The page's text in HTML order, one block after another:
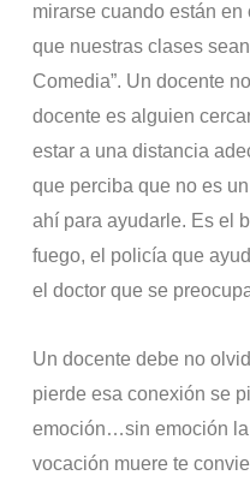
mirarse cuando están
que nuestras clases
Comedia”. Un docente
docente es alguien
estar a una distancia
que perciba que no es
ahí para ayudarle. Es el
fuego, el policía que
el doctor que se
Un docente debe no
pierde esa conexión se
emoción…sin emoción
vocación muere te